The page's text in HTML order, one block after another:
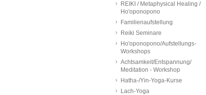
REIKI / Metaphysical Healing /
Ho'oponopono
Familienaufstellung
Reiki Seminare
Ho'oponopono/Aufstellungs-
Workshops
Achtsamkeit/Entspannung/
Meditation - Workshop
Hatha-/Yin-Yoga-Kurse
Lach-Yoga